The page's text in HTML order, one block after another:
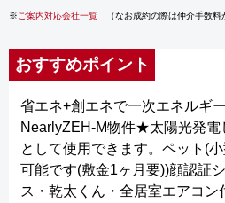
おすすめポイント
省エネ+創エネで一次エネルギ
NearlyZEH-M物件★太陽光発電
として使用できます。ペット(
可能です(敷金1ヶ月要))顔認証
ス・乾太くん・全居室エアコ
※ ご案内対応会社一覧 （なお成約の際は仲介手数料